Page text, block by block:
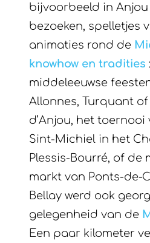
bijvoorbeeld in
bezoeken, spelletjes
animaties rond de
knowhow en tradities
middeleeuwse
Allonnes, Turquant
d’Anjou, het
Sint-Michiel in het
Plessis-Bourré, of de
markt van Ponts-de-
Bellay werd ook
gelegenheid van de
Een paar kilometer